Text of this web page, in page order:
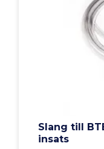
Slang till
insats